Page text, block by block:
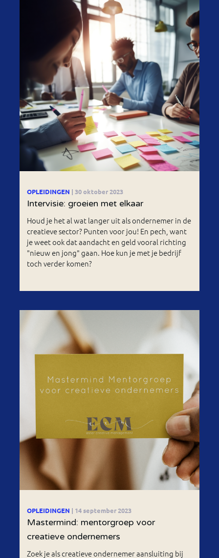
OPLEIDINGEN | 30 oktober 2023
Intervisie: groeien met elkaar
Houd je het al wat langer uit als ondernemer in de
creatieve sector? Punten voor jou! En pech, want
je weet ook dat aandacht en geld vooral richting
"nieuw en jong" gaan. Hoe kun je met je bedrijf
toch verder komen?
OPLEIDINGEN | 14 september 2023
Mastermind: mentorgroep voor
creatieve ondernemers
Zoek je als creatieve ondernemer aansluiting bij